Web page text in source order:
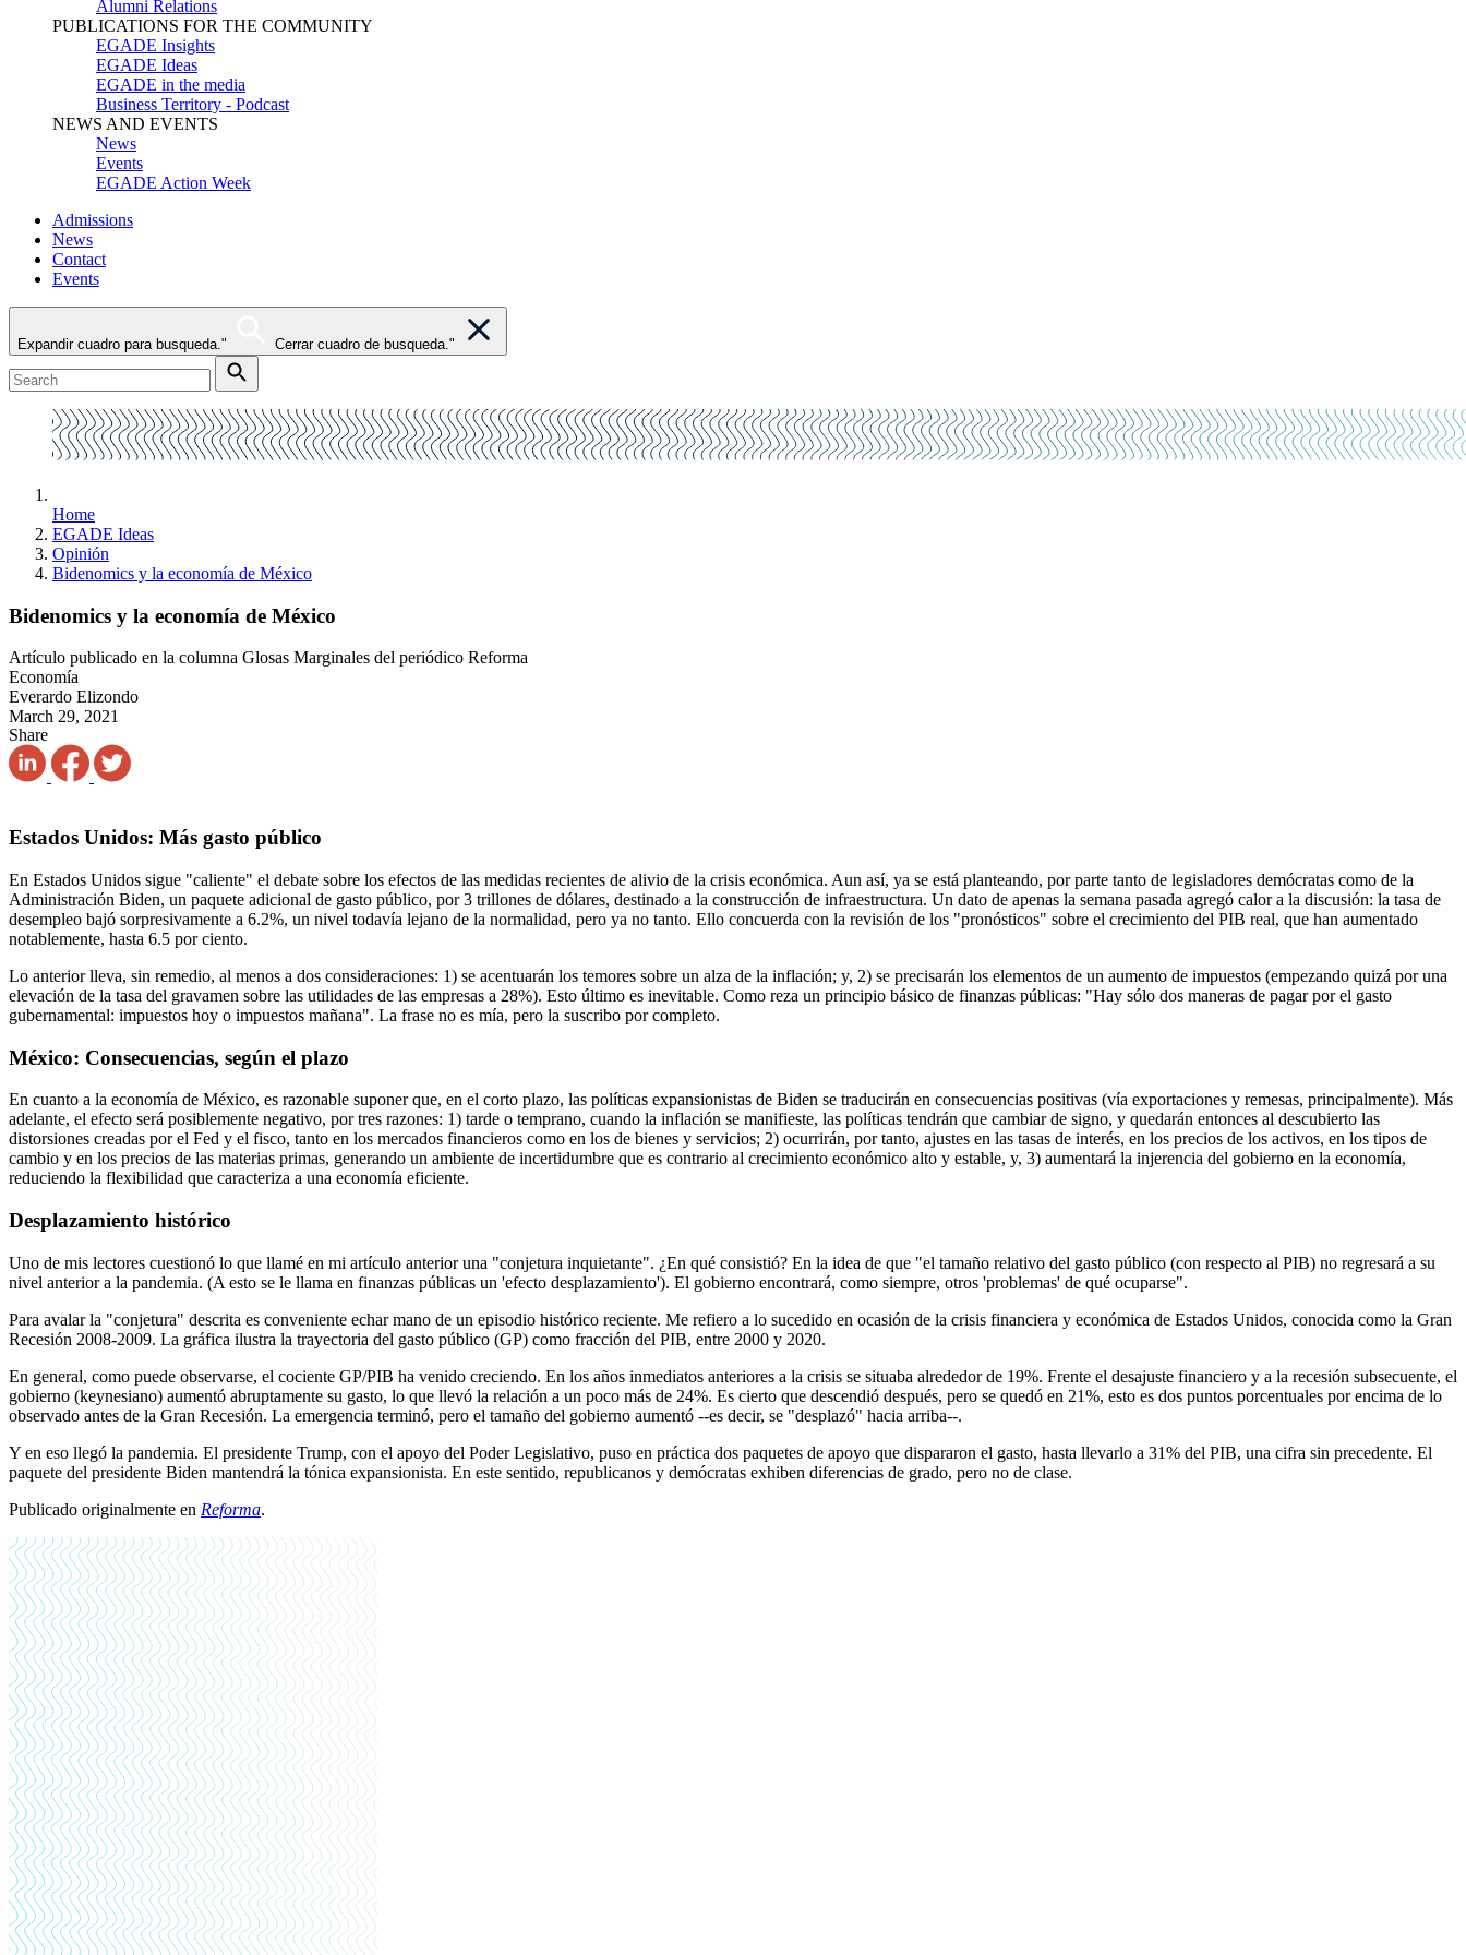
Alumni Relations
PUBLICATIONS FOR THE COMMUNITY
EGADE Insights
EGADE Ideas
EGADE in the media
Business Territory - Podcast
NEWS AND EVENTS
News
Events
EGADE Action Week
Admissions
News
Contact
Events
Expandir cuadro para busqueda." Cerrar cuadro de busqueda."
Home
EGADE Ideas
Opinión
Bidenomics y la economía de México
Bidenomics y la economía de México
Artículo publicado en la columna Glosas Marginales del periódico Reforma
Economía
Everardo Elizondo
March 29, 2021
Share
Estados Unidos: Más gasto público
En Estados Unidos sigue "caliente" el debate sobre los efectos de las medidas recientes de alivio de la crisis económica. Aun así, ya se está planteando, por parte tanto de legisladores demócratas como de la
Administración Biden, un paquete adicional de gasto público, por 3 trillones de dólares, destinado a la construcción de infraestructura. Un dato de apenas la semana pasada agregó calor a la discusión: la tasa de
desempleo bajó sorpresivamente a 6.2%, un nivel todavía lejano de la normalidad, pero ya no tanto. Ello concuerda con la revisión de los "pronósticos" sobre el crecimiento del PIB real, que han aumentado
notablemente, hasta 6.5 por ciento.
Lo anterior lleva, sin remedio, al menos a dos consideraciones: 1) se acentuarán los temores sobre un alza de la inflación; y, 2) se precisarán los elementos de un aumento de impuestos (empezando quizá por una
elevación de la tasa del gravamen sobre las utilidades de las empresas a 28%). Esto último es inevitable. Como reza un principio básico de finanzas públicas: "Hay sólo dos maneras de pagar por el gasto
gubernamental: impuestos hoy o impuestos mañana". La frase no es mía, pero la suscribo por completo.
México: Consecuencias, según el plazo
En cuanto a la economía de México, es razonable suponer que, en el corto plazo, las políticas expansionistas de Biden se traducirán en consecuencias positivas (vía exportaciones y remesas, principalmente). Más
adelante, el efecto será posiblemente negativo, por tres razones: 1) tarde o temprano, cuando la inflación se manifieste, las políticas tendrán que cambiar de signo, y quedarán entonces al descubierto las
distorsiones creadas por el Fed y el fisco, tanto en los mercados financieros como en los de bienes y servicios; 2) ocurrirán, por tanto, ajustes en las tasas de interés, en los precios de los activos, en los tipos de
cambio y en los precios de las materias primas, generando un ambiente de incertidumbre que es contrario al crecimiento económico alto y estable, y, 3) aumentará la injerencia del gobierno en la economía,
reduciendo la flexibilidad que caracteriza a una economía eficiente.
Desplazamiento histórico
Uno de mis lectores cuestionó lo que llamé en mi artículo anterior una "conjetura inquietante". ¿En qué consistió? En la idea de que "el tamaño relativo del gasto público (con respecto al PIB) no regresará a su
nivel anterior a la pandemia. (A esto se le llama en finanzas públicas un 'efecto desplazamiento'). El gobierno encontrará, como siempre, otros 'problemas' de qué ocuparse".
Para avalar la "conjetura" descrita es conveniente echar mano de un episodio histórico reciente. Me refiero a lo sucedido en ocasión de la crisis financiera y económica de Estados Unidos, conocida como la Gran
Recesión 2008-2009. La gráfica ilustra la trayectoria del gasto público (GP) como fracción del PIB, entre 2000 y 2020.
En general, como puede observarse, el cociente GP/PIB ha venido creciendo. En los años inmediatos anteriores a la crisis se situaba alrededor de 19%. Frente el desajuste financiero y a la recesión subsecuente, el
gobierno (keynesiano) aumentó abruptamente su gasto, lo que llevó la relación a un poco más de 24%. Es cierto que descendió después, pero se quedó en 21%, esto es dos puntos porcentuales por encima de lo
observado antes de la Gran Recesión. La emergencia terminó, pero el tamaño del gobierno aumentó --es decir, se "desplazó" hacia arriba--.
Y en eso llegó la pandemia. El presidente Trump, con el apoyo del Poder Legislativo, puso en práctica dos paquetes de apoyo que dispararon el gasto, hasta llevarlo a 31% del PIB, una cifra sin precedente. El
paquete del presidente Biden mantendrá la tónica expansionista. En este sentido, republicanos y demócratas exhiben diferencias de grado, pero no de clase.
Publicado originalmente en Reforma.